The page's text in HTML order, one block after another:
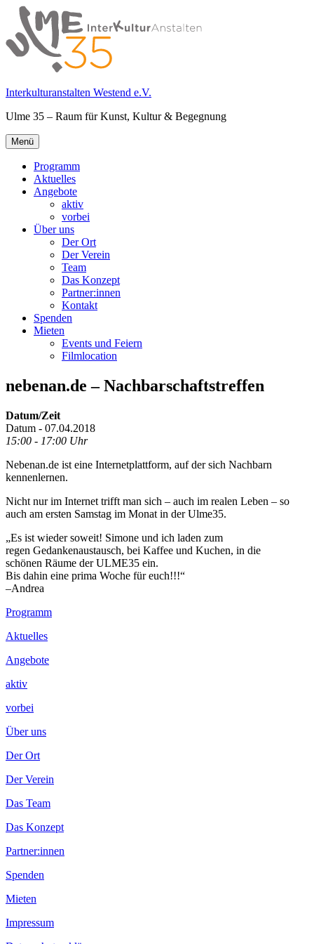
Springe
zum
Inhalt
Interkulturanstalten Westend e.V.
Ulme 35 – Raum für Kunst, Kultur & Begegnung
Primäres
Menü
Menü
Programm
Aktuelles
Angebote
aktiv
vorbei
Über uns
Der Ort
Der Verein
Team
Das Konzept
Partner:innen
Kontakt
Spenden
Mieten
Events und Feiern
Filmlocation
nebenan.de – Nachbarschaftstreffen
Datum/Zeit
Datum - 07.04.2018
15:00 - 17:00 Uhr
Nebenan.de ist eine Internetplattform, auf der sich Nachbarn
kennenlernen.
Nicht nur im Internet trifft man sich – auch im realen Leben – so
auch am ersten Samstag im Monat in der Ulme35.
„Es ist wieder soweit! Simone und ich laden zum
regen Gedankenaustausch, bei Kaffee und Kuchen, in die
schönen Räume der ULME35 ein.
Bis dahin eine prima Woche für euch!!!“
–Andrea
Footer
Inhalt
Programm
Aktuelles
Angebote
aktiv
vorbei
Über uns
Der Ort
Der Verein
Das Team
Das Konzept
Partner:innen
Spenden
Mieten
Impressum